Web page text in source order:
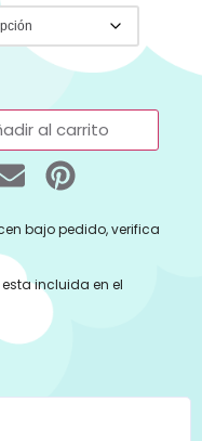
al carrito
bajo pedido, verifica
incluida en el